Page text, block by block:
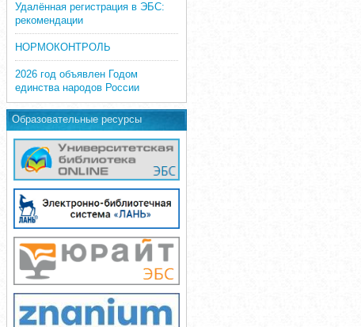
Удалённая регистрация в ЭБС:
рекомендации
НОРМОКОНТРОЛЬ
2026 год объявлен Годом
единства народов России
Образовательные ресурсы